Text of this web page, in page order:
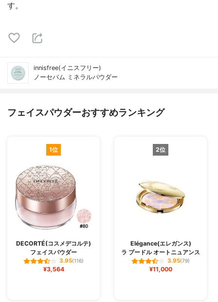
す。
innisfree(イニスフリー)
ノーセバム ミネラルパウダー
フェイスパウダーおすすめランキング
1位
DECORTÉ(コスメデコルテ)
フェイスパウダー
3.95(116)
¥3,564
2位
Elégance(エレガンス)
ラ プードル オートニュアンス
3.95(79)
¥11,000